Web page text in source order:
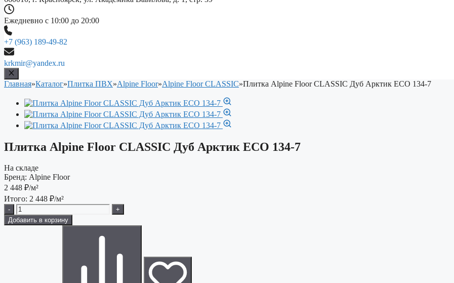
Ежедневно с 10:00 до 20:00
+7 (963) 189-49-82
krkmir@yandex.ru
Главная»Каталог»Плитка ПВХ»Alpine Floor»Alpine Floor CLASSIC»Плитка Alpine Floor CLASSIC Дуб Арктик ЕСО 134-7
Плитка Alpine Floor CLASSIC Дуб Арктик ЕСО 134-7
На складе
Бренд: Alpine Floor
2 448 ₽/м²
Итого: 2 448 ₽/м²
-
+
Добавить в корзину